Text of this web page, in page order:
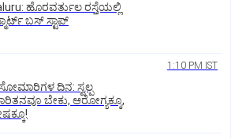
ಹೊರವರ್ತುಲ ರಸ್ತೆಯಲ್ಲಿ
ಬಸ್‌ ಸ್ಟಾಪ್‌
1:10 PM IST
ದಿನ: ಸ್ವಲ್ಪ
ಬೇಕು, ಆರೋಗ್ಯಕ್ಕೂ,